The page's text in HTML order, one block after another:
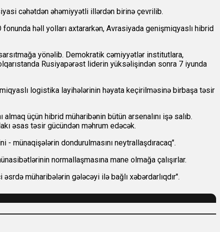
cəhətdən əhəmiyyətli illərdən birinə çevrilib.
həll yolları axtararkən, Avrasiyada genişmiqyaslı hibrid
yönəlib. Demokratik cəmiyyətlər institutlara,
Rusiyapərəst liderin yüksəlişindən sonra 7 iyunda
logistika layihələrinin həyata keçirilməsinə birbaşa təsir
üçün hibrid müharibənin bütün arsenalını işə salıb.
əsas təsir gücündən məhrum edəcək.
- münaqişələrin dondurulmasını neytrallaşdıracaq".
normallaşmasına mane olmağa çalışırlar.
müharibələrin gələcəyi ilə bağlı xəbərdarlıqdır".